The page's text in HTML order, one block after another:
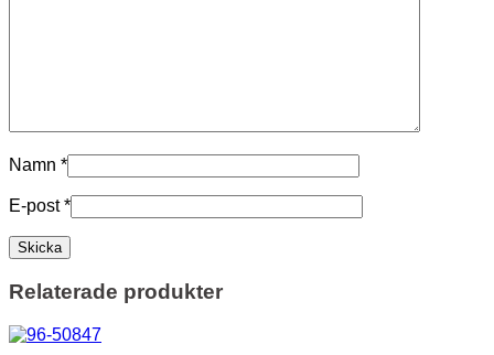
Namn *
E-post*
Relaterade produkter